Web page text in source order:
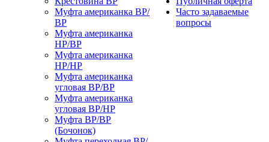
Муфта американка ВР/
ВР
Муфта американка
НР/ВР
Муфта американка
НР/НР
Муфта американка
угловая ВР/ВР
Муфта американка
угловая ВР/НР
Муфта ВР/ВР
(Бочонок)
Часто задаваемые
вопросы